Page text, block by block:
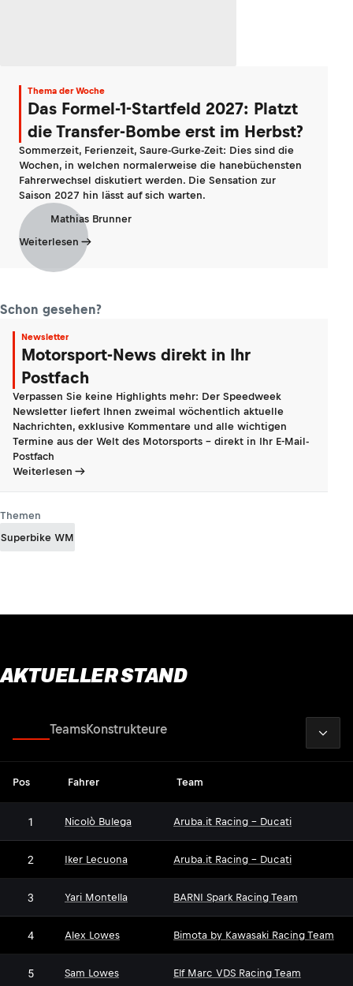
Thema der Woche
Das Formel-1-Startfeld 2027: Platzt
die Transfer-Bombe erst im Herbst?
Sommerzeit, Ferienzeit, Saure-Gurke-Zeit: Dies sind die
Wochen, in welchen normalerweise die hanebüchensten
Fahrerwechsel diskutiert werden. Die Sensation zur
Saison 2027 hin lässt auf sich warten.
Mathias Brunner
Weiterlesen
Schon gesehen?
Newsletter
Motorsport-News direkt in Ihr
Postfach
Verpassen Sie keine Highlights mehr: Der Speedweek
Newsletter liefert Ihnen zweimal wöchentlich aktuelle
Nachrichten, exklusive Kommentare und alle wichtigen
Termine aus der Welt des Motorsports - direkt in Ihr E-Mail-
Postfach
Weiterlesen
Themen
Superbike WM
AKTUELLER STAND
TeamsKonstrukteure
Pos Fahrer Team
1 Nicolò Bulega Aruba.it Racing - Ducati
2 Iker Lecuona Aruba.it Racing - Ducati
3 Yari Montella BARNI Spark Racing Team
4 Alex Lowes Bimota by Kawasaki Racing Team
5 Sam Lowes Elf Marc VDS Racing Team